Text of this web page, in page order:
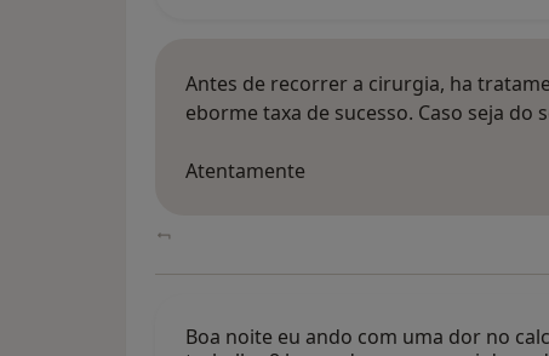
Antes de recorrer a cirurgia, ha
eborme taxa de sucesso. Caso seja do
Atentamente
Boa noite eu ando com uma dor no